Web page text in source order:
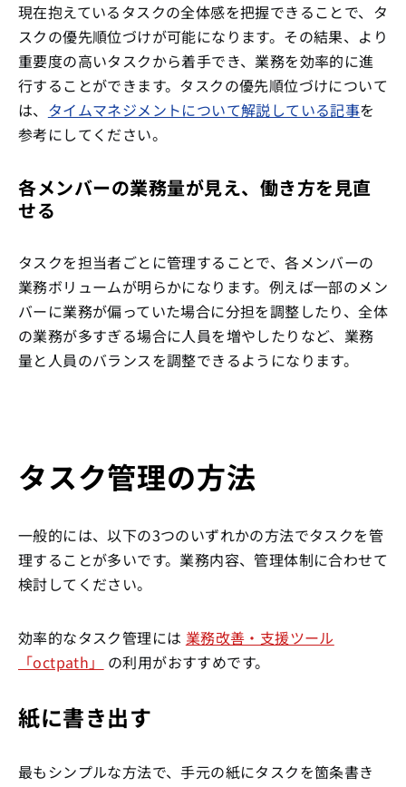
現在抱えているタスクの全体感を把握できることで、タ
スクの優先順位づけが可能になります。その結果、より
重要度の高いタスクから着手でき、業務を効率的に進
行することができます。タスクの優先順位づけについて
は、 タイムマネジメントについて解説している記事を
参考にしてください。
各メンバーの業務量が見え、働き方を見直
せる
タスクを担当者ごとに管理することで、各メンバーの
業務ボリュームが明らかになります。例えば一部のメン
バーに業務が偏っていた場合に分担を調整したり、全体
の業務が多すぎる場合に人員を増やしたりなど、業務
量と人員のバランスを調整できるようになります。
タスク管理の方法
一般的には、以下の3つのいずれかの方法でタスクを管
理することが多いです。業務内容、管理体制に合わせて
検討してください。
効率的なタスク管理には 業務改善・支援ツール
「octpath」
の利用がおすすめです。
紙に書き出す
最もシンプルな方法で、手元の紙にタスクを箇条書き